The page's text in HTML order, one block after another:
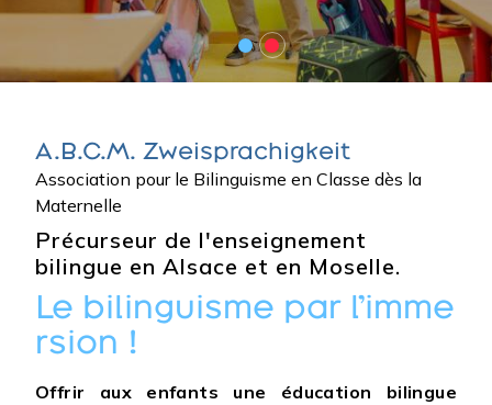
A.B.C.M. Zweisprachigkeit
Association pour le Bilinguisme en Classe dès la
Maternelle
Précurseur de l'enseignement
bilingue en Alsace et en Moselle.
Le bilinguisme par l’imme
rsion !
Offrir aux enfants une éducation bilingue